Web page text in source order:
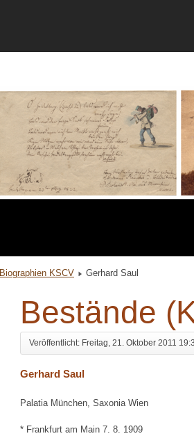
Biographien KSCV Gerhard Saul
Bestände
Veröffentlicht: Freitag, 21. Oktober 2011
Gerhard Saul
Palatia München, Saxonia Wien
* Frankfurt am Main 7. 8. 1909